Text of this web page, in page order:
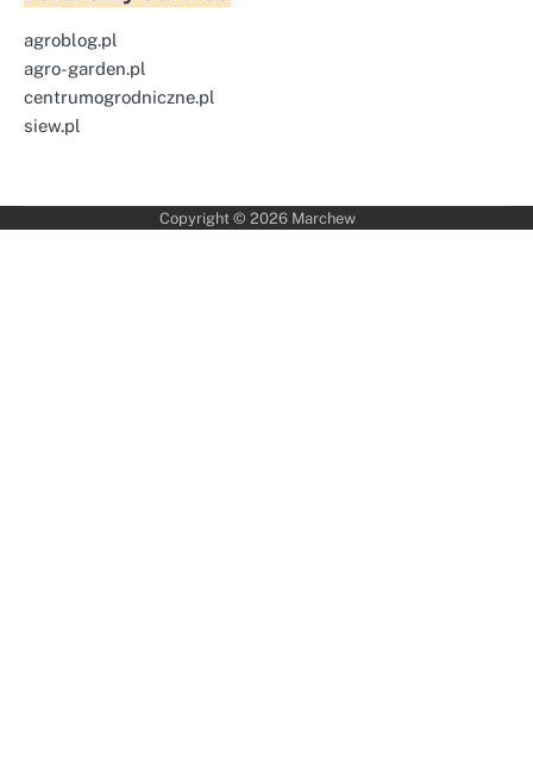
agroblog.pl
agro-garden.pl
centrumogrodniczne.pl
siew.pl
Copyright © 2026 Marchew